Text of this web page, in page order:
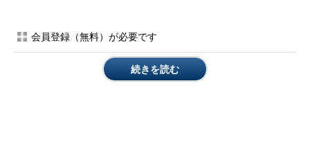
汚いので一発変更!」で各フォントに変更したWindows 10の
エクスプローラの画面部分を並べてみた。フォントによって
微妙に印象が異なるのが分かるだろうか。
会員登録（無料）が必要です
続きを読む